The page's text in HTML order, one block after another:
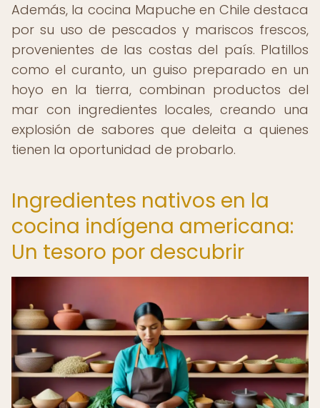
Además, la cocina Mapuche en Chile destaca
por su uso de pescados y mariscos frescos,
provenientes de las costas del país. Platillos
como el curanto, un guiso preparado en un
hoyo en la tierra, combinan productos del
mar con ingredientes locales, creando una
explosión de sabores que deleita a quienes
tienen la oportunidad de probarlo.
Ingredientes nativos en la
cocina indígena americana:
Un tesoro por descubrir